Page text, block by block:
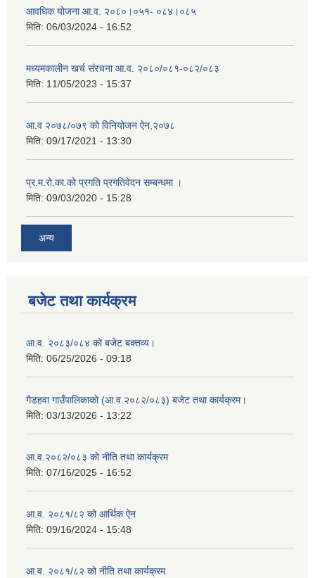
आवधिक योजना आ.व. २०८०।०५१- ०८४।०८५
मिति: 06/03/2024 - 16:52
मध्यमकालीन खर्च संरचना आ.व. २०८०/०८१-०८२/०८३
मिति: 11/05/2023 - 15:37
आ.व २०७८/०७९ को विनियोजन ऐन,२०७८
मिति: 09/17/2021 - 13:30
प्र.म.रो.का.को प्रगति प्रगतिवेदन सम्बन्धमा ।
मिति: 09/03/2020 - 15:28
अन्य
बजेट तथा कार्यक्रम
आ.व. २०८३/०८४ को बजेट बक्तव्य।
मिति: 06/25/2026 - 09:18
गैडहवा गाउँपालिकाको (आ.व.२०८२/०८३) बजेट तथा कार्यक्रम।
मिति: 03/13/2026 - 13:22
आ.व.२०८२/०८३ को नीति तथा कार्यक्रम
मिति: 07/16/2025 - 16:52
आ.व. २०८१/८२ को आर्थिक ऐन
मिति: 09/16/2024 - 15:48
आ.व. २०८१/८२ को नीति तथा कार्यक्रम